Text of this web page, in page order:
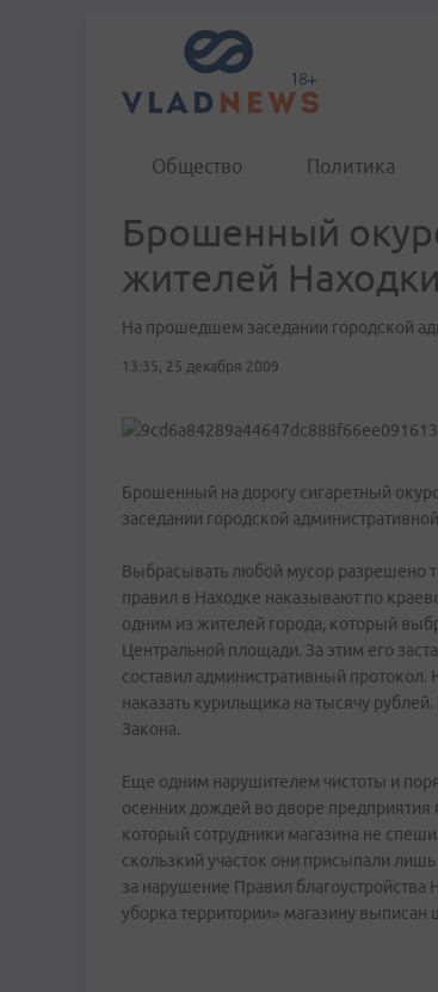
Общество Политика
Брошенный
жителей Находки
На прошедшем заседании городской
13:35, 25 декабря 2009
Брошенный на дорогу сигаретный
заседании городской
Выбрасывать любой мусор разрешено
правил в Находке наказывают по
одним из жителей города, который
Центральной площади. За этим его
составил административный
наказать курильщика на тысячу
Закона.
Еще одним нарушителем чистоты и
осенних дождей во дворе предприятия
который сотрудники магазина не
скользкий участок они присыпали
за нарушение Правил благоустройства
уборка территории» магазину выписан